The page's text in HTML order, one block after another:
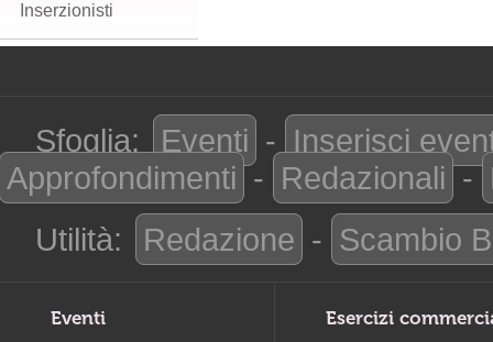
Inserzionisti
Sfoglia: Eventi - Inserisci
Approfondimenti - Redazionali -
Utilità:
Redazione - Scambio
Eventi Esercizi